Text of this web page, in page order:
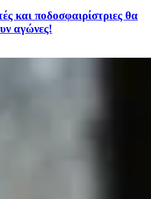
και ποδοσφαιρίστριες θα
αγώνες!